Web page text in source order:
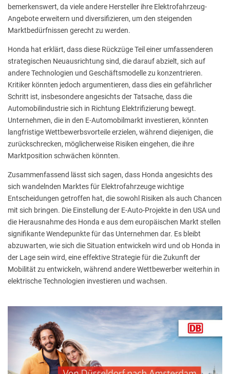
bemerkenswert, da viele andere Hersteller ihre Elektrofahrzeug-
Angebote erweitern und diversifizieren, um den steigenden
Marktbedürfnissen gerecht zu werden.
Honda hat erklärt, dass diese Rückzüge Teil einer umfassenderen
strategischen Neuausrichtung sind, die darauf abzielt, sich auf
andere Technologien und Geschäftsmodelle zu konzentrieren.
Kritiker könnten jedoch argumentieren, dass dies ein gefährlicher
Schritt ist, insbesondere angesichts der Tatsache, dass die
Automobilindustrie sich in Richtung Elektrifizierung bewegt.
Unternehmen, die in den E-Automobilmarkt investieren, könnten
langfristige Wettbewerbsvorteile erzielen, während diejenigen, die
zurückschrecken, möglicherweise Risiken eingehen, die ihre
Marktposition schwächen könnten.
Zusammenfassend lässt sich sagen, dass Honda angesichts des
sich wandelnden Marktes für Elektrofahrzeuge wichtige
Entscheidungen getroffen hat, die sowohl Risiken als auch Chancen
mit sich bringen. Die Einstellung der E-Auto-Projekte in den USA und
die Herausnahme des Honda e aus dem europäischen Markt stellen
signifikante Wendepunkte für das Unternehmen dar. Es bleibt
abzuwarten, wie sich die Situation entwickeln wird und ob Honda in
der Lage sein wird, eine effektive Strategie für die Zukunft der
Mobilität zu entwickeln, während andere Wettbewerber weiterhin in
elektrische Technologien investieren und wachsen.